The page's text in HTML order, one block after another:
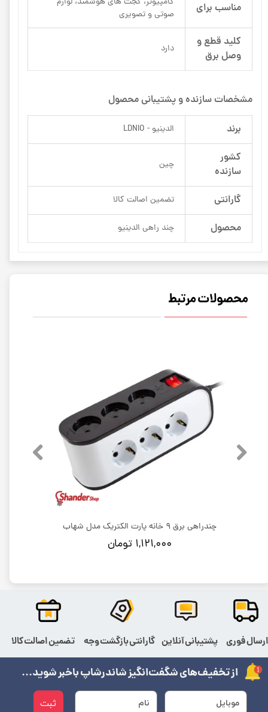
مناسب برای
صوتی و تصویری
کلید قطع و
وصل برق
دارد
مشخصات سازنده و پشتیبانی محصول
برند الدینیو - LDNIO
کشور
سازنده
چین
گارانتی تضمین اصالت کالا
محصول چند راهی الدینیو
محصولات مرتبط
چندراهی برق 9 خانه پارت الکتریک مدل شهاب
۱,۱۲۱,۰۰۰ تومان
ثبت
از تخفیف‌های شگفت‌انگیز شاندرشاپ باخبر شوید...
ارسال فوری پشتیبانی آنلاین گارانتی بازگشت وجه تضمین اصالت کالا